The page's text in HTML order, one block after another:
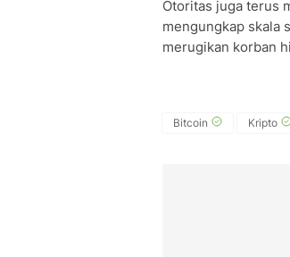
Otoritas juga terus
mengungkap skala
merugikan korban
Bitcoin Kripto